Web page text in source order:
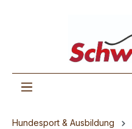
Hundesport & Ausbildung